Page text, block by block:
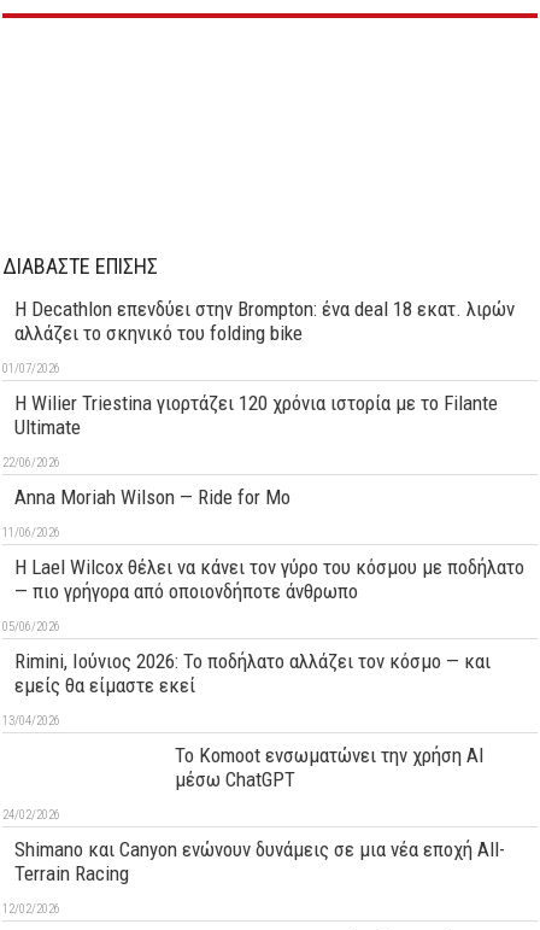
ΔΙΑΒΑΣΤΕ ΕΠΙΣΗΣ
Η Decathlon επενδύει στην Brompton: ένα deal 18 εκατ. λιρών
αλλάζει το σκηνικό του folding bike
01/07/2026
H Wilier Triestina γιορτάζει 120 χρόνια ιστορία με το Filante
Ultimate
22/06/2026
Anna Moriah Wilson — Ride for Mo
11/06/2026
Η Lael Wilcox θέλει να κάνει τον γύρο του κόσμου με ποδήλατο
— πιο γρήγορα από οποιονδήποτε άνθρωπο
05/06/2026
Rimini, Ιούνιος 2026: Το ποδήλατο αλλάζει τον κόσμο — και
εμείς θα είμαστε εκεί
13/04/2026
Το Komoot ενσωματώνει την χρήση AI
μέσω ChatGPT
24/02/2026
Shimano και Canyon ενώνουν δυνάμεις σε μια νέα εποχή All-
Terrain Racing
12/02/2026